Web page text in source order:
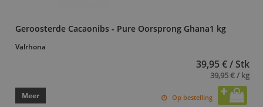
Geroosterde Cacaonibs - Pure Oorsprong Ghana1 kg
Valrhona
39,95 € / Stk
39,95 € / kg
Meer Op bestelling